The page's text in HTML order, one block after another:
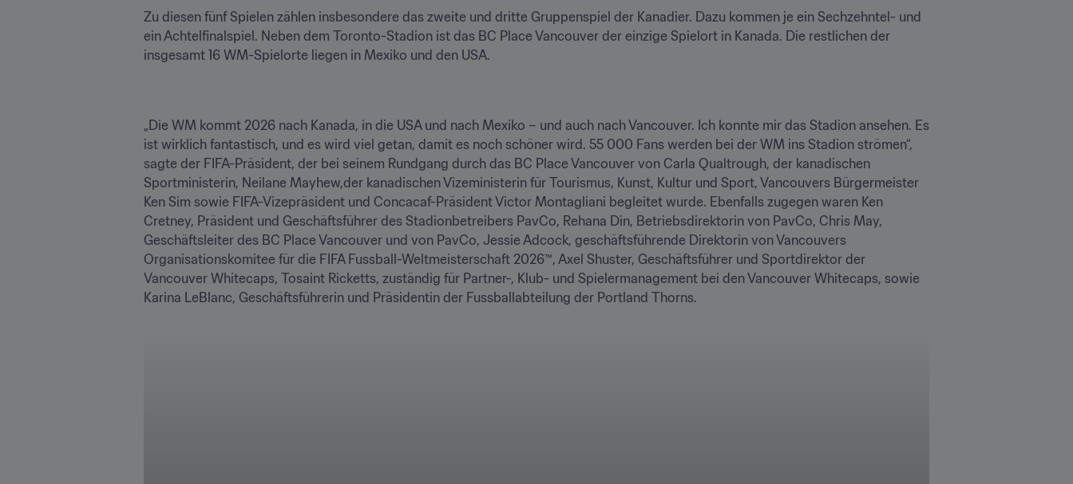
Zu diesen fünf Spielen zählen insbesondere das zweite und dritte Gruppenspiel der Kanadier. Dazu kommen je ein Sechzehntel- und
ein Achtelfinalspiel. Neben dem Toronto-Stadion ist das BC Place Vancouver der einzige Spielort in Kanada. Die restlichen der
insgesamt 16 WM-Spielorte liegen in Mexiko und den USA.
„Die WM kommt 2026 nach Kanada, in die USA und nach Mexiko – und auch nach Vancouver. Ich konnte mir das Stadion ansehen. Es
ist wirklich fantastisch, und es wird viel getan, damit es noch schöner wird. 55 000 Fans werden bei der WM ins Stadion strömen“,
sagte der FIFA-Präsident, der bei seinem Rundgang durch das BC Place Vancouver von Carla Qualtrough, der kanadischen
Sportministerin, Neilane Mayhew,der kanadischen Vizeministerin für Tourismus, Kunst, Kultur und Sport, Vancouvers Bürgermeister
Ken Sim sowie FIFA-Vizepräsident und Concacaf-Präsident Victor Montagliani begleitet wurde. Ebenfalls zugegen waren Ken
Cretney, Präsident und Geschäftsführer des Stadionbetreibers PavCo, Rehana Din, Betriebsdirektorin von PavCo, Chris May,
Geschäftsleiter des BC Place Vancouver und von PavCo, Jessie Adcock, geschäftsführende Direktorin von Vancouvers
Organisationskomitee für die FIFA Fussball-Weltmeisterschaft 2026™, Axel Shuster, Geschäftsführer und Sportdirektor der
Vancouver Whitecaps, Tosaint Ricketts, zuständig für Partner-, Klub- und Spielermanagement bei den Vancouver Whitecaps, sowie
Karina LeBlanc, Geschäftsführerin und Präsidentin der Fussballabteilung der Portland Thorns.